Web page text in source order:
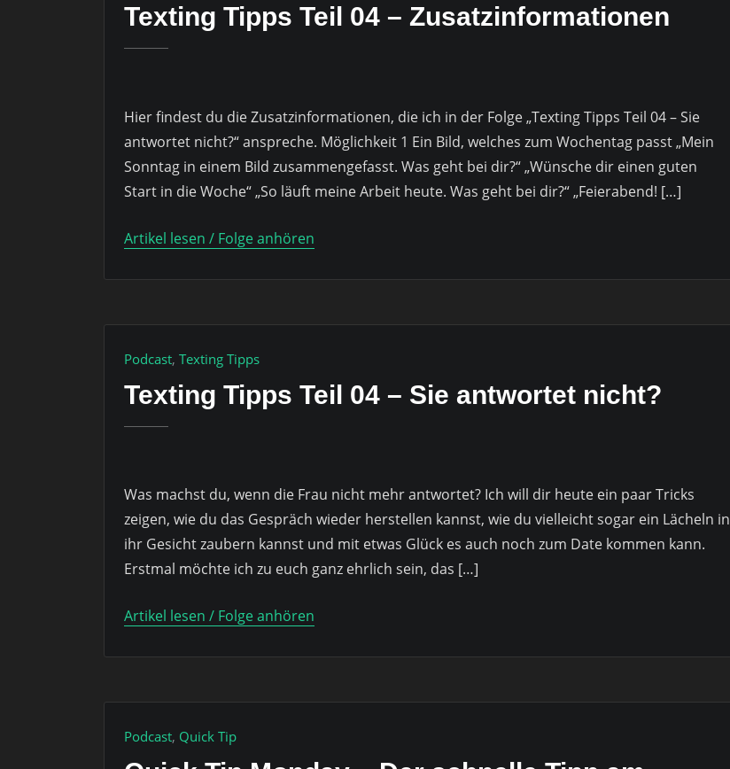
Texting Tipps Teil 04 – Zusatzinformationen
Hier findest du die Zusatzinformationen, die ich in der Folge „Texting Tipps Teil 04 – Sie
antwortet nicht?“ anspreche. Möglichkeit 1 Ein Bild, welches zum Wochentag passt „Mein
Sonntag in einem Bild zusammengefasst. Was geht bei dir?“ „Wünsche dir einen guten
Start in die Woche“ „So läuft meine Arbeit heute. Was geht bei dir?“ „Feierabend! […]
Artikel lesen / Folge anhören
Podcast, Texting Tipps
Texting Tipps Teil 04 – Sie antwortet nicht?
Was machst du, wenn die Frau nicht mehr antwortet? Ich will dir heute ein paar Tricks
zeigen, wie du das Gespräch wieder herstellen kannst, wie du vielleicht sogar ein Lächeln in
ihr Gesicht zaubern kannst und mit etwas Glück es auch noch zum Date kommen kann.
Erstmal möchte ich zu euch ganz ehrlich sein, das […]
Artikel lesen / Folge anhören
Podcast, Quick Tip